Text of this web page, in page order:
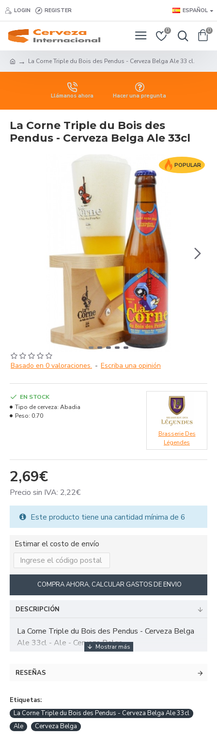
LOGIN REGISTER ESPAÑOL
0 0
La Corne Triple du Bois des Pendus - Cerveza Belga Ale 33 cl.
Llámanos ahora Hacer una pregunta
La Corne Triple du Bois des
Pendus - Cerveza Belga Ale 33cl
POPULAR
Basado en 0 valoraciones. - Escriba una opinión
2,69€
Precio sin IVA: 2,22€
EN STOCK
Tipo de cerveza: Abadia
Peso: 0.70
Brasserie Des
Légendes
Este producto tiene una cantidad mínima de 6
Estimar el costo de envío
COMPRA AHORA, CALCULAR GASTOS DE ENVIO
DESCRIPCIÓN
La Corne Triple du Bois des Pendus - Cerveza Belga
Ale 33cl - Ale - Cerveza Belga
RESEÑAS
Etiquetas:
La Corne Triple du Bois des Pendus - Cerveza Belga Ale 33cl
Ale
Cerveza Belga